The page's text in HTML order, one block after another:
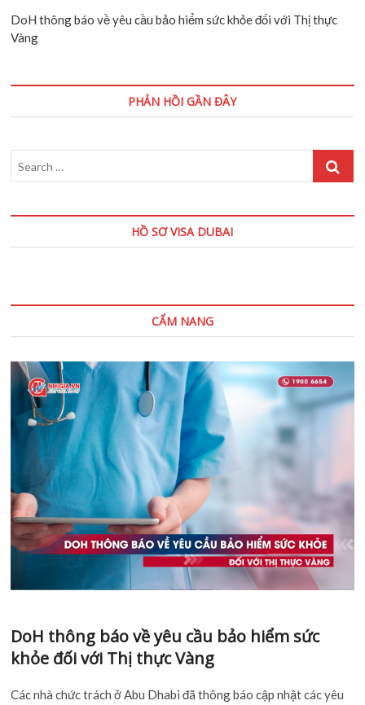
DoH thông báo về yêu cầu bảo hiểm sức khỏe đối với Thị thực
Vàng
PHẢN HỒI GẦN ĐÂY
Search
HỒ SƠ VISA DUBAI
CẨM NANG
DoH thông báo về yêu cầu bảo hiểm sức
khỏe đối với Thị thực Vàng
Các nhà chức trách ở Abu Dhabi đã thông báo cập nhật các yêu